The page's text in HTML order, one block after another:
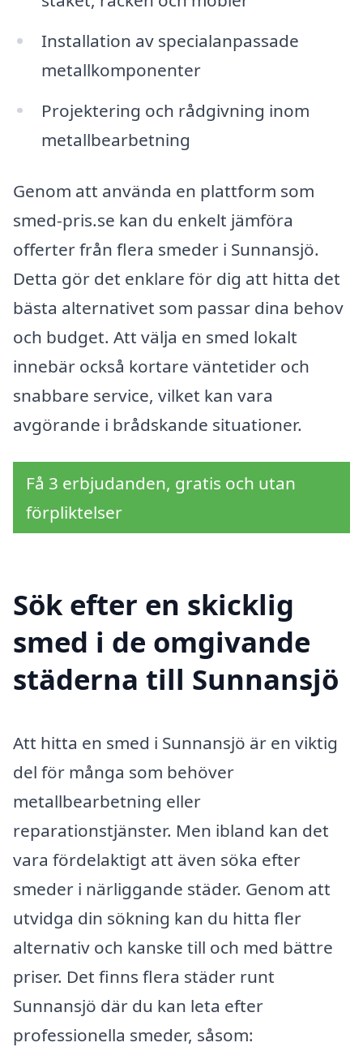
Installation av specialanpassade
metallkomponenter
Projektering och rådgivning inom
metallbearbetning
Genom att använda en plattform som
smed-pris.se kan du enkelt jämföra
offerter från flera smeder i Sunnansjö.
Detta gör det enklare för dig att hitta det
bästa alternativet som passar dina behov
och budget. Att välja en smed lokalt
innebär också kortare väntetider och
snabbare service, vilket kan vara
avgörande i brådskande situationer.
Få 3 erbjudanden, gratis och utan
förpliktelser
Sök efter en skicklig
smed i de omgivande
städerna till Sunnansjö
Att hitta en smed i Sunnansjö är en viktig
del för många som behöver
metallbearbetning eller
reparationstjänster. Men ibland kan det
vara fördelaktigt att även söka efter
smeder i närliggande städer. Genom att
utvidga din sökning kan du hitta fler
alternativ och kanske till och med bättre
priser. Det finns flera städer runt
Sunnansjö där du kan leta efter
professionella smeder, såsom: